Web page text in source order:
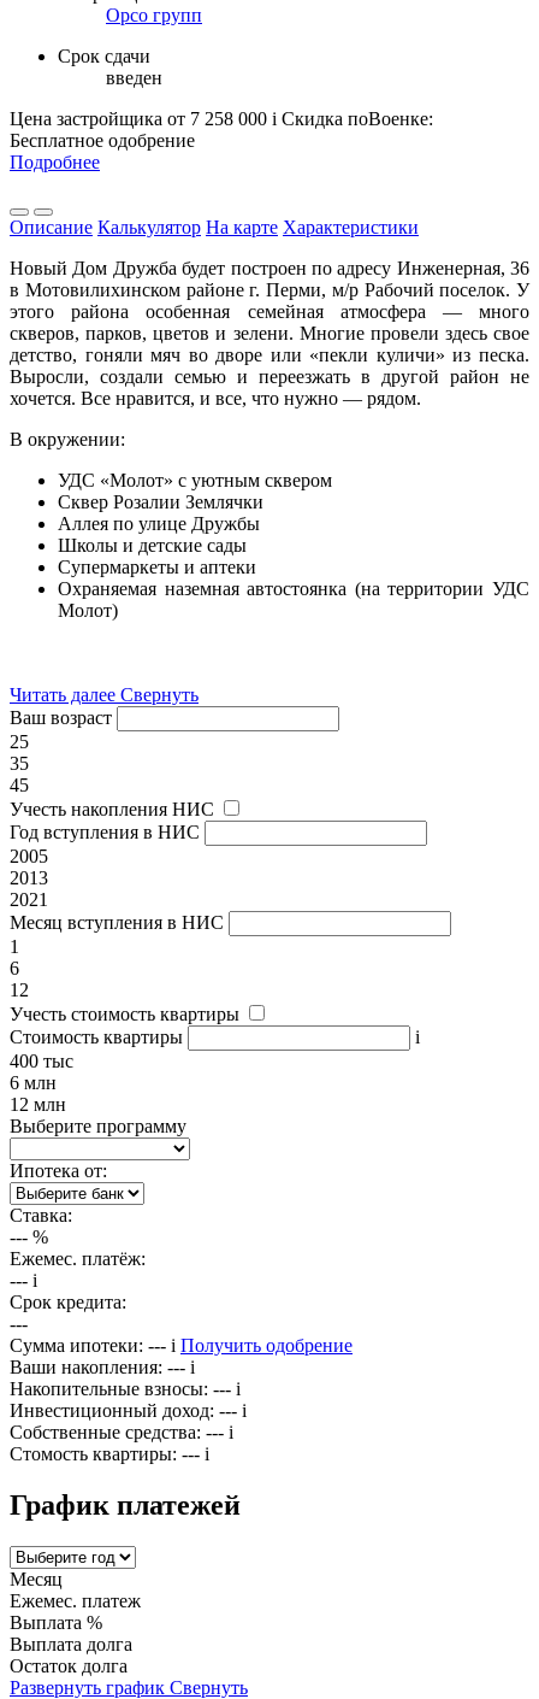
Орсо групп
Срок сдачи
введен
Цена застройщика от 7 258 000 i Скидка поВоенке:
Бесплатное одобрение
Подробнее
Описание Калькулятор На карте Характеристики
Новый Дом Дружба будет построен по адресу Инженерная, 36
в Мотовилихинском районе г. Перми, м/р Рабочий поселок. У
этого района особенная семейная атмосфера — много
скверов, парков, цветов и зелени. Многие провели здесь свое
детство, гоняли мяч во дворе или «пекли куличи» из песка.
Выросли, создали семью и переезжать в другой район не
хочется. Все нравится, и все, что нужно — рядом.
В окружении:
УДС «Молот» с уютным сквером
Сквер Розалии Землячки
Аллея по улице Дружбы
Школы и детские сады
Супермаркеты и аптеки
Охраняемая наземная автостоянка (на территории УДС
Молот)
Читать далее Свернуть
Ваш возраст
25
35
45
Учесть накопления НИС
Год вступления в НИС
2005
2013
2021
Месяц вступления в НИС
1
6
12
Учесть стоимость квартиры
Стоимость квартиры
i
400 тыс
6 млн
12 млн
Выберите программу
Ипотека от:
Ставка:
--- %
Ежемес. платёж:
--- i
Срок кредита:
---
Сумма ипотеки: --- i Получить одобрение
Ваши накопления: --- i
Накопительные взносы: --- i
Инвестиционный доход: --- i
Собственные средства: --- i
Стомость квартиры: --- i
График платежей
Месяц
Ежемес. платеж
Выплата %
Выплата долга
Остаток долга
Развернуть график Свернуть